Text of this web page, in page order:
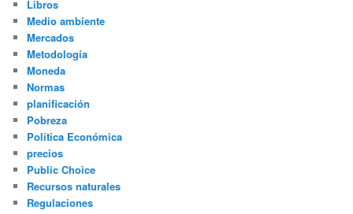
Libros
Medio ambiente
Mercados
Metodología
Moneda
Normas
planificación
Pobreza
Política Económica
precios
Public Choice
Recursos naturales
Regulaciones